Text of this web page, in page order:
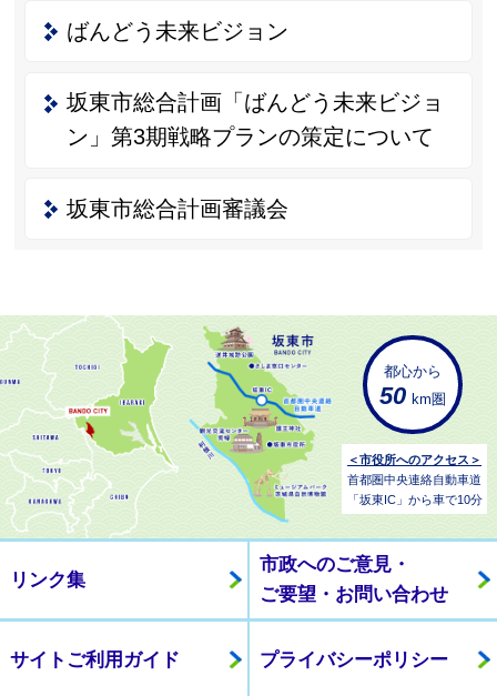
ばんどう未来ビジョン
坂東市総合計画「ばんどう未来ビジョ
ン」第3期戦略プランの策定について
坂東市総合計画審議会
都心から
50 km圏
＜市役所へのアクセス＞
首都圏中央連絡自動車道
「坂東IC」から車で10分
リンク集
市政へのご意見・
ご要望・お問い合わせ
サイトご利用ガイド プライバシーポリシー